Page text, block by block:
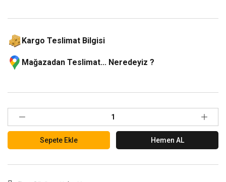
Kargo Teslimat Bilgisi
Mağazadan Teslimat... Neredeyiz ?
Sepete Ekle Hemen AL